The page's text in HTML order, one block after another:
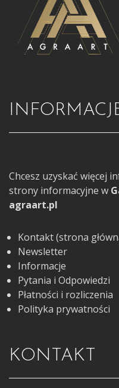
Chcesz uzyskać więcej
strony informacyjne w
agraart.pl
Kontakt (strona
Newsletter
Informacje
Pytania i Odpowiedzi
Płatności i rozliczenia
Polityka prywatności
KONTAKT